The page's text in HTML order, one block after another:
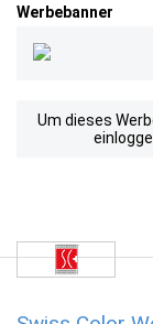
Werbebanner
Um dieses